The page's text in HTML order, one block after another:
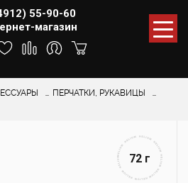
55-90-60
магазин
ПЕРЧАТКИ, РУКАВИЦЫ
72 г